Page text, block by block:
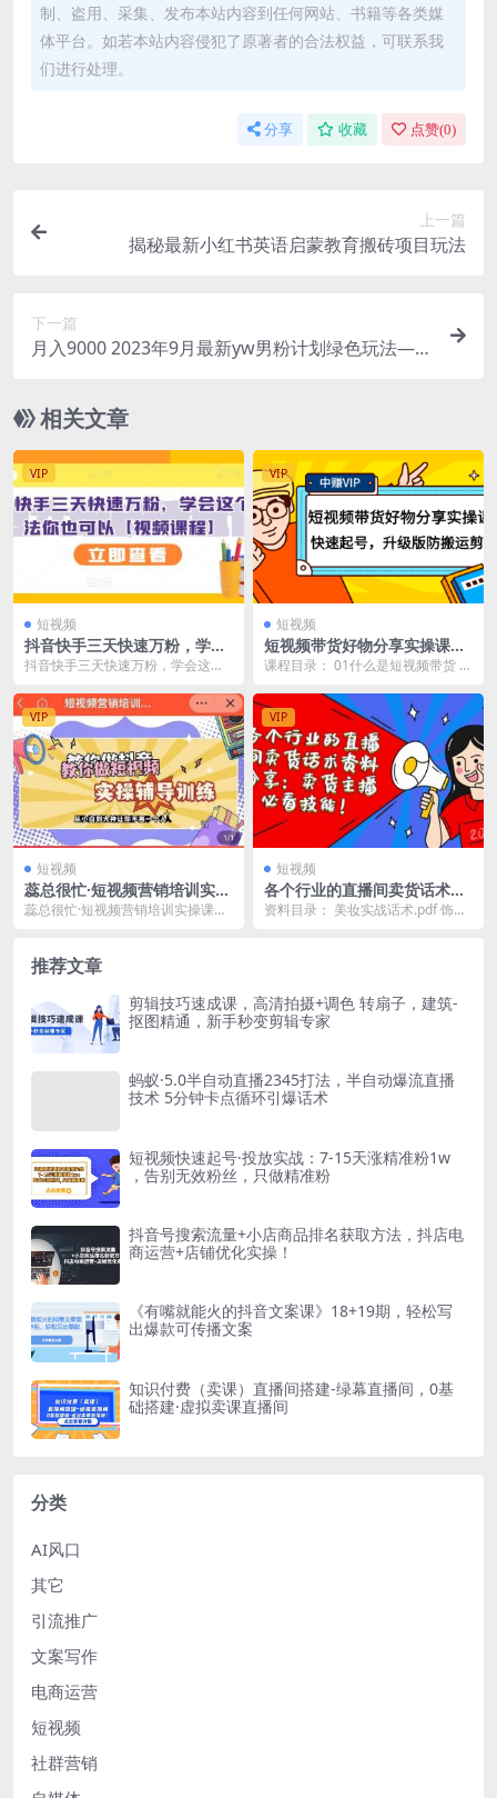
制、盗用、采集、发布本站内容到任何网站、书籍等各类媒
体平台。如若本站内容侵犯了原著者的合法权益，可联系我
们进行处理。
分享 收藏 点赞(0)
上一篇
揭秘最新小红书英语启蒙教育搬砖项目玩法
下一篇
月入9000 2023年9月最新yw男粉计划绿色玩法——
相关文章
VIP
短视频
抖音快手三天快速万粉，学会
这个方法你也可以【视频课
抖音快手三天快速万粉，学会这个
绍： 三天涨了一万...
VIP
短视频
短视频带货好物分享实操课：
快速起号，升级版防搬运剪辑
课程目录： 01什么是短视频带货 0
04升级...
VIP
短视频
蕊总很忙·短视频营销培训实操
课教你快速入门，教你做抖音
蕊总很忙·短视频营销培训实操课教
VIP
短视频
各个行业的直播间卖货话术资
料分享：卖货主播必看技能！
资料目录： 美妆实战话术.pdf 饰品
推荐文章
剪辑技巧速成课，高清拍摄+调色 转扇子，建筑-
抠图精通，新手秒变剪辑专家
蚂蚁·5.0半自动直播2345打法，半自动爆流直播
技术 5分钟卡点循环引爆话术
短视频快速起号·投放实战：7-15天涨精准粉1w
，告别无效粉丝，只做精准粉
抖音号搜索流量+小店商品排名获取方法，抖店电
商运营+店铺优化实操！
《有嘴就能火的抖音文案课》18+19期，轻松写
出爆款可传播文案
知识付费（卖课）直播间搭建-绿幕直播间，0基
础搭建·虚拟卖课直播间
分类
AI风口
其它
引流推广
文案写作
电商运营
短视频
社群营销